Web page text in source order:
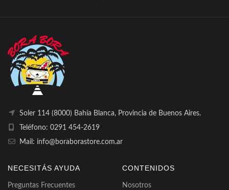
Soler 114 (8000) Bahía Blanca, Provincia de Buenos Aires.
Teléfono: 0291 454-2619
Mail: info@boraborastore.com.ar
NECESITÁS AYUDA
Preguntas Frecuentes
CONTENIDOS
Nosotros